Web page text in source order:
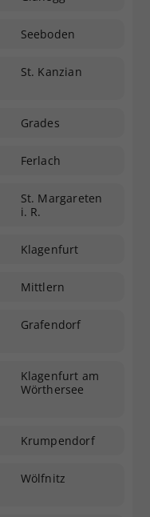
Seeboden
St. Kanzian
Grades
Ferlach
St. Margareten
i. R.
Klagenfurt
Mittlern
Grafendorf
Klagenfurt am
Wörthersee
Krumpendorf
Wölfnitz